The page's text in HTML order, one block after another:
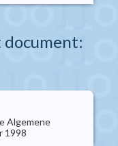
Algemene
1998